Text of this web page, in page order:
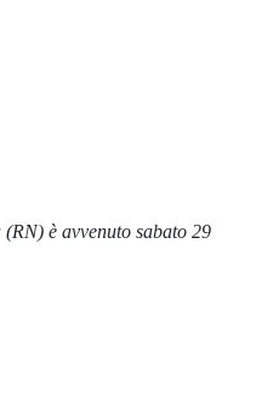
è avvenuto sabato 29